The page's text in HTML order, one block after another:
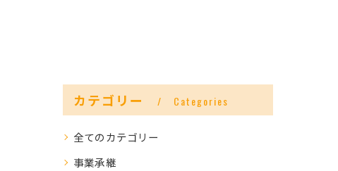
カテゴリー Categories
全てのカテゴリー
事業承継